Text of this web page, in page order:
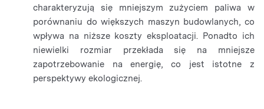
charakteryzują się mniejszym zużyciem paliwa w
porównaniu do większych maszyn budowlanych, co
wpływa na niższe koszty eksploatacji. Ponadto ich
niewielki rozmiar przekłada się na mniejsze
zapotrzebowanie na energię, co jest istotne z
perspektywy ekologicznej.